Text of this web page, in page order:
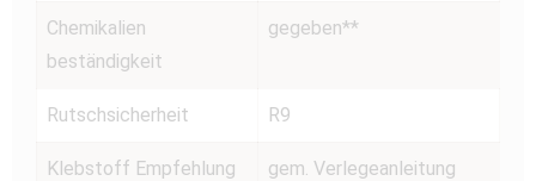
Chemikalien
beständigkeit
gegeben**
Rutschsicherheit R9
Klebstoff Empfehlung gem. Verlegeanleitung